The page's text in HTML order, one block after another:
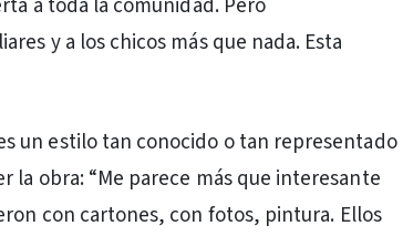
a toda la comunidad. Pero
y a los chicos más que nada. Esta
un estilo tan conocido o tan representado
la obra: “Me parece más que interesante
con cartones, con fotos, pintura. Ellos